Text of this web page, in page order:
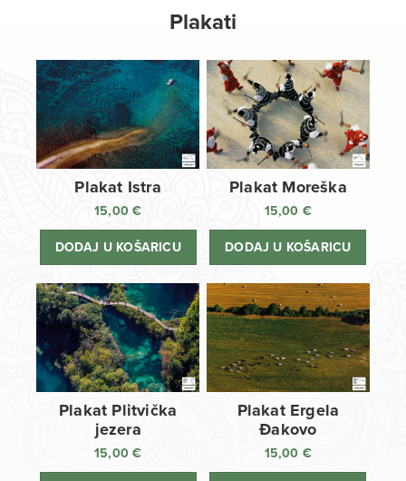
Plakati
Plakat Istra
15,00€
DODAJ U KOŠARICU
Plakat Moreška
15,00 €
DODAJ U KOŠARICU
Plakat Plitvička
jezera
15,00€
Plakat Ergela
Đakovo
15,00 €